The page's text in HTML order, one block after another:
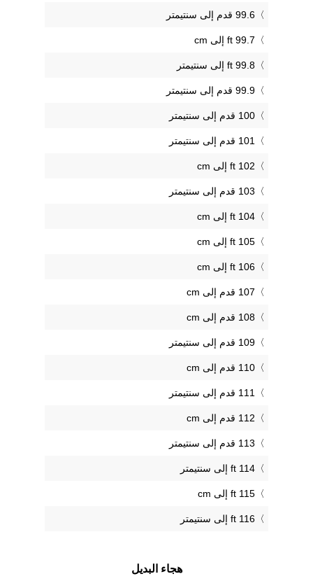
99.6 قدم إلى سنتيمتر
99.7 ft إلى cm
99.8 ft إلى سنتيمتر
99.9 قدم إلى سنتيمتر
100 قدم إلى سنتيمتر
101 قدم إلى سنتيمتر
102 ft إلى cm
103 قدم إلى سنتيمتر
104 ft إلى cm
105 ft إلى cm
106 ft إلى cm
107 قدم إلى cm
108 قدم إلى cm
109 قدم إلى سنتيمتر
110 قدم إلى cm
111 قدم إلى سنتيمتر
112 قدم إلى cm
113 قدم إلى سنتيمتر
114 ft إلى سنتيمتر
115 ft إلى cm
116 ft إلى سنتيمتر
هجاء البديل